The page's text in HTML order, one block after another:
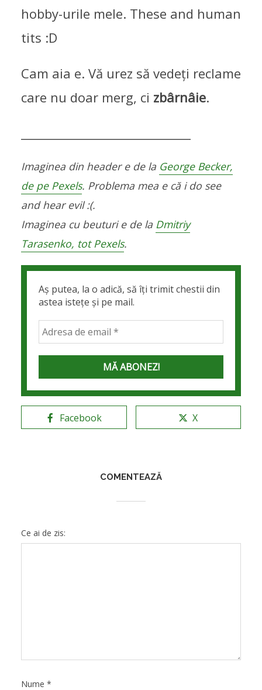
hobby-urile mele. These and human
tits :D
Cam aia e. Vă urez să vedeți reclame
care nu doar merg, ci zbârnâie.
Imaginea din header e de la George Becker,
de pe Pexels. Problema mea e că i do see
and hear evil :(.
Imaginea cu beuturi e de la Dmitriy
Tarasenko, tot Pexels.
Aș putea, la o adică, să îți trimit chestii din
astea istețe și pe mail.
Facebook X
COMENTEAZĂ
Ce ai de zis:
Nume *